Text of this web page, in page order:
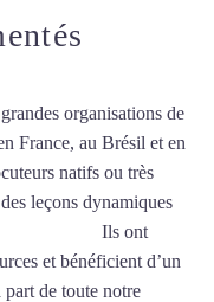
organisations de
France, au Brésil et en
natifs ou très
leçons dynamiques
Ils ont
et bénéficient d’un
de toute notre